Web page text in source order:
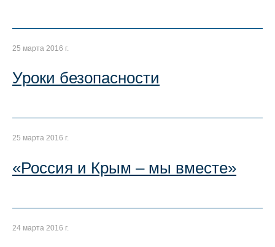
25 марта 2016 г.
Уроки безопасности
25 марта 2016 г.
«Россия и Крым – мы вместе»
24 марта 2016 г.